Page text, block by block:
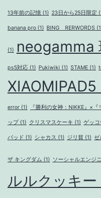
13年前の記憶 (1) 23日から25日限定
banana pro (1) BING RERWORDS
(1) neogamma
ps5対応 (1) Pukiwiki (1) STAME (1)
XIAOMIPAD5
error (1) 『勝利の女神：NIKKE』×『
ップ (1) クリスマスケーキ (1) ゲッ
パッド (1) シャカス (1) ジリ貧 (1) ゼ
ザ キングダム (1) ソーシャルエンジ
ルルクッキー